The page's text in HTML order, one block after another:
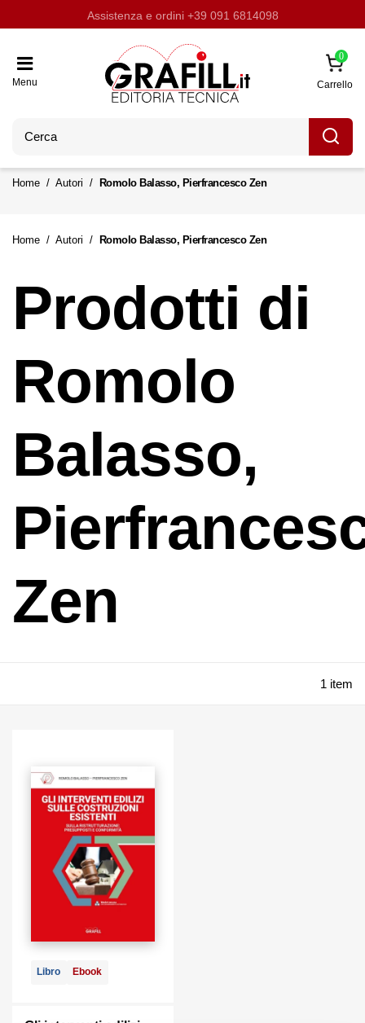
Chi siamoScrivi per noi
Assistenza e ordini +39 091 6814098
Aggiornati con LavoriPubblici.it
Menu
0
Carrello
Home Autori Romolo Balasso, Pierfrancesco Zen
Home Autori Romolo Balasso, Pierfrancesco Zen
Prodotti di
Romolo
Balasso,
Zen
1 item
Libro Ebook